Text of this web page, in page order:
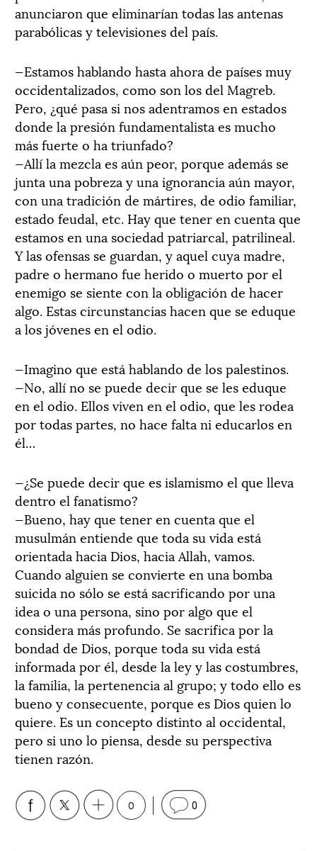
anunciaron que eliminarían todas las antenas
parabólicas y televisiones del país.
—Estamos hablando hasta ahora de países muy
occidentalizados, como son los del Magreb.
Pero, ¿qué pasa si nos adentramos en estados
donde la presión fundamentalista es mucho
más fuerte o ha triunfado?
—Allí la mezcla es aún peor, porque además se
junta una pobreza y una ignorancia aún mayor,
con una tradición de mártires, de odio familiar,
estado feudal, etc. Hay que tener en cuenta que
estamos en una sociedad patriarcal, patrilineal.
Y las ofensas se guardan, y aquel cuya madre,
padre o hermano fue herido o muerto por el
enemigo se siente con la obligación de hacer
algo. Estas circunstancias hacen que se eduque
a los jóvenes en el odio.
—Imagino que está hablando de los palestinos.
—No, allí no se puede decir que se les eduque
en el odio. Ellos viven en el odio, que les rodea
por todas partes, no hace falta ni educarlos en
él…
—¿Se puede decir que es islamismo el que lleva
dentro el fanatismo?
—Bueno, hay que tener en cuenta que el
musulmán entiende que toda su vida está
orientada hacia Dios, hacia Allah, vamos.
Cuando alguien se convierte en una bomba
suicida no sólo se está sacrificando por una
idea o una persona, sino por algo que el
considera más profundo. Se sacrifica por la
bondad de Dios, porque toda su vida está
informada por él, desde la ley y las costumbres,
la familia, la pertenencia al grupo; y todo ello es
bueno y consecuente, porque es Dios quien lo
quiere. Es un concepto distinto al occidental,
pero si uno lo piensa, desde su perspectiva
tienen razón.
0 0